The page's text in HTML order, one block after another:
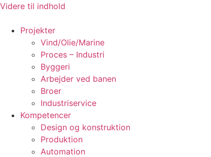
Videre til indhold
Projekter
Vind/Olie/Marine
Proces – Industri
Byggeri
Arbejder ved banen
Broer
Industriservice
Kompetencer
Design og konstruktion
Produktion
Automation